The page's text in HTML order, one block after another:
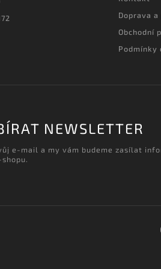
Doprava
Obchodní
Podmínky
NEWSLETTER
e-mail a my vám budeme zasílat